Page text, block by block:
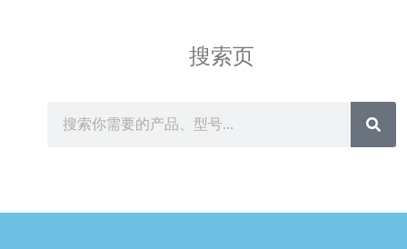
搜索页